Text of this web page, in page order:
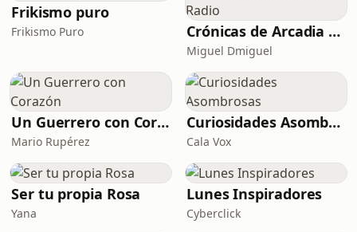
Frikismo puro
Frikismo Puro Crónicas de Arcadia Radio
Miguel Dmiguel
Un Guerrero con Corazón
Mario Rupérez
Curiosidades Asombrosas
Cala Vox
Ser tu propia Rosa
Yana
Lunes Inspiradores
Cyberclick